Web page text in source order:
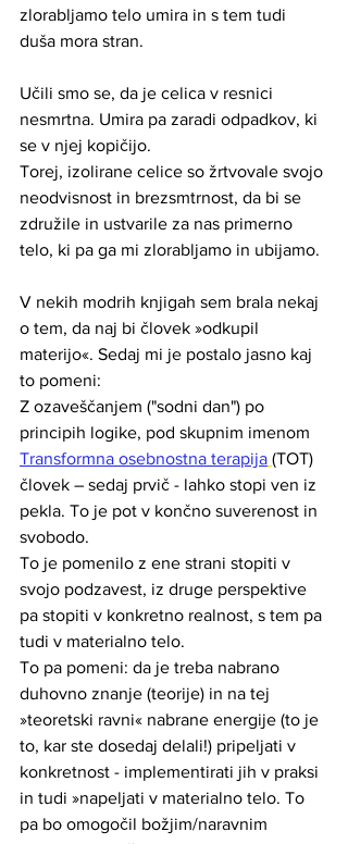
zlorabljamo telo umira in s tem tudi
duša mora stran.
Učili smo se, da je celica v resnici
nesmrtna. Umira pa zaradi odpadkov, ki
se v njej kopičijo.
Torej, izolirane celice so žrtvovale svojo
neodvisnost in brezsmtrnost, da bi se
združile in ustvarile za nas primerno
telo, ki pa ga mi zlorabljamo in ubijamo.
V nekih modrih knjigah sem brala nekaj
o tem, da naj bi človek »odkupil
materijo«. Sedaj mi je postalo jasno kaj
to pomeni:
Z ozaveščanjem ("sodni dan") po
principih logike, pod skupnim imenom
Transformna osebnostna terapija (TOT)
človek – sedaj prvič - lahko stopi ven iz
pekla. To je pot v končno suverenost in
svobodo.
To je pomenilo z ene strani stopiti v
svojo podzavest, iz druge perspektive
pa stopiti v konkretno realnost, s tem pa
tudi v materialno telo.
To pa pomeni: da je treba nabrano
duhovno znanje (teorije) in na tej
»teoretski ravni« nabrane energije (to je
to, kar ste dosedaj delali!) pripeljati v
konkretnost - implementirati jih v praksi
in tudi »napeljati v materialno telo. To
pa bo omogočil božjim/naravnim